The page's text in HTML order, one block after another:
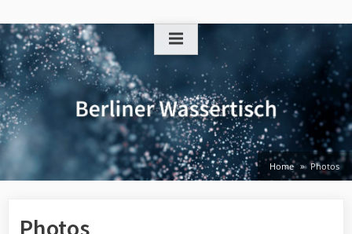
to
content
Home Photos
Photos